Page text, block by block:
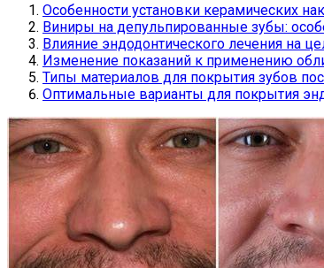
Особенности установки керамических
Виниры на депульпированные зубы:
Влияние эндодонтического лечения на
Изменение показаний к применению
Типы материалов для покрытия зубов
Оптимальные варианты для покрытия